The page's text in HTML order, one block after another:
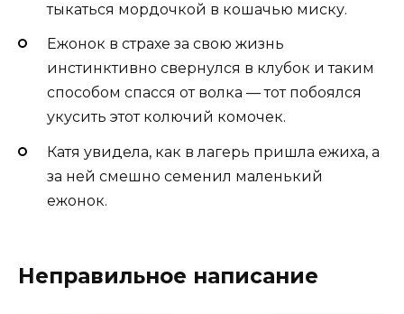
тыкаться мордочкой в кошачью миску.
Ежонок в страхе за свою жизнь
инстинктивно свернулся в клубок и таким
способом спасся от волка — тот побоялся
укусить этот колючий комочек.
Катя увидела, как в лагерь пришла ежиха, а
за ней смешно семенил маленький
ежонок.
Неправильное написание